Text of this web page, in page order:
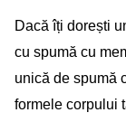
Dacă îți dorești
cu spumă cu
unică de spumă
formele corpului